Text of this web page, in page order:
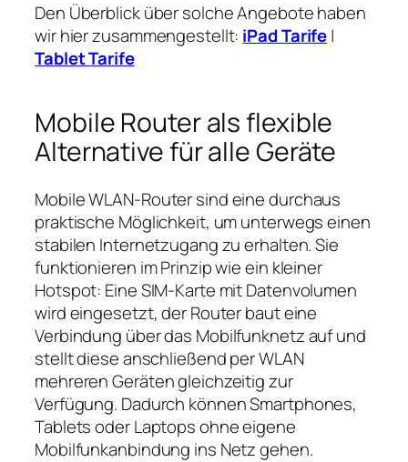
Den Überblick über solche Angebote haben
wir hier zusammengestellt: iPad Tarife|
Tablet Tarife
Mobile Router als flexible
Alternative für alle Geräte
Mobile WLAN‑Router sind eine durchaus
praktische Möglichkeit, um unterwegs einen
stabilen Internetzugang zu erhalten. Sie
funktionieren im Prinzip wie ein kleiner
Hotspot: Eine SIM‑Karte mit Datenvolumen
wird eingesetzt, der Router baut eine
Verbindung über das Mobilfunknetz auf und
stellt diese anschließend per WLAN
mehreren Geräten gleichzeitig zur
Verfügung. Dadurch können Smartphones,
Tablets oder Laptops ohne eigene
Mobilfunkanbindung ins Netz gehen.